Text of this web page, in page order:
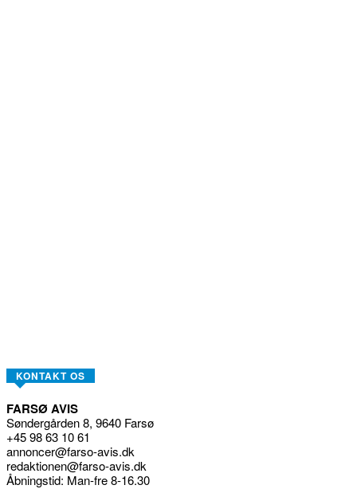
KONTAKT OS
FARSØ AVIS
Søndergården 8, 9640 Farsø
+45 98 63 10 61
annoncer@farso-avis.dk
redaktionen@farso-avis.dk
Åbningstid: Man-fre 8-16.30